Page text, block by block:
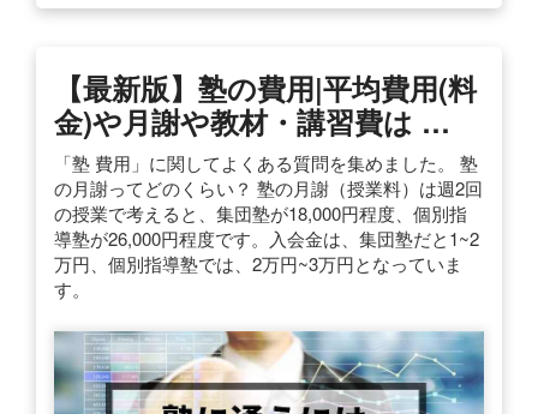
【最新版】塾の費用|平均費用(料
金)や月謝や教材・講習費は …
「塾 費用」に関してよくある質問を集めました。 塾
の月謝ってどのくらい？ 塾の月謝（授業料）は週2回
の授業で考えると、集団塾が18,000円程度、個別指
導塾が26,000円程度です。入会金は、集団塾だと1~2
万円、個別指導塾では、2万円~3万円となっていま
す。